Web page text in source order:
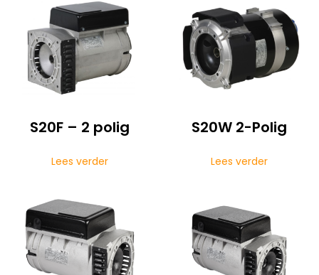
S20F – 2 polig
Lees verder
S20W 2-Polig
Lees verder